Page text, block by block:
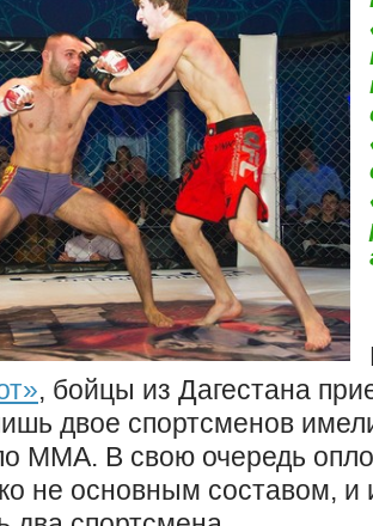
, бойцы из Дагестана
двое спортсменов
ММА. В свою очередь
не основным составом, и